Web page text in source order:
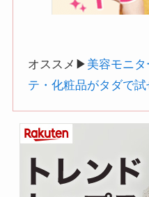
オススメ▶︎ 美容モニ
テ・化粧品がタダで試